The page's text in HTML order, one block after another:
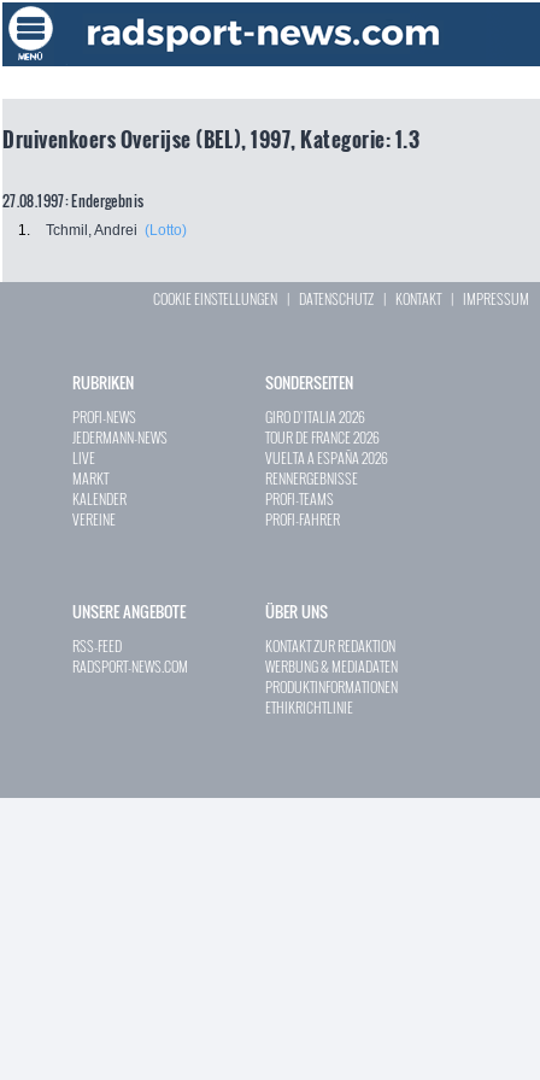
Druivenkoers Overijse (BEL), 1997, Kategorie: 1.3
27.08.1997: Endergebnis
1. Tchmil, Andrei (Lotto)
COOKIE EINSTELLUNGEN | DATENSCHUTZ | KONTAKT| IMPRESSUM
RUBRIKEN
PROFI-NEWS
JEDERMANN-NEWS
LIVE
MARKT
KALENDER
VEREINE
SONDERSEITEN
GIRO D`ITALIA 2026
TOUR DE FRANCE 2026
VUELTA A ESPAÑA 2026
RENNERGEBNISSE
PROFI-TEAMS
PROFI-FAHRER
UNSERE ANGEBOTE
RSS-FEED
RADSPORT-NEWS.COM
ÜBER UNS
KONTAKT ZUR REDAKTION
WERBUNG & MEDIADATEN
PRODUKTINFORMATIONEN
ETHIKRICHTLINIE